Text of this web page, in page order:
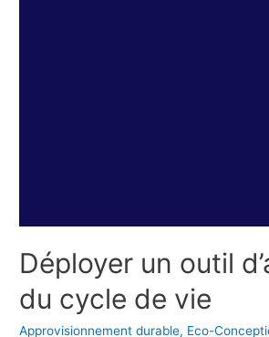
Déployer un outil
du cycle de vie
Approvisionnement durable, Eco-